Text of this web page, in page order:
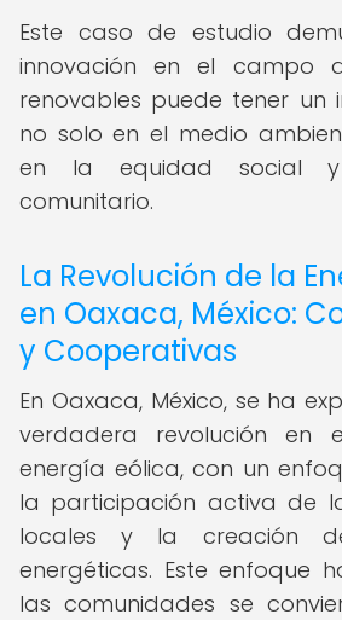
Este caso de estudio
innovación en el campo
renovables puede tener un
no solo en el medio
en la equidad social
comunitario.
La Revolución de la
en Oaxaca, México:
y Cooperativas
En Oaxaca, México, se ha
verdadera revolución en
energía eólica, con un
la participación activa de
locales y la creación
energéticas. Este enfoque
las comunidades se